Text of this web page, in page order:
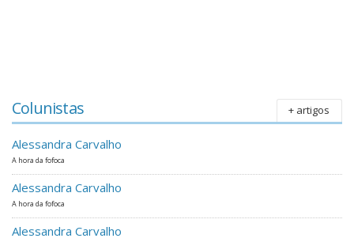
Colunistas + artigos
Alessandra Carvalho
A hora da fofoca
Alessandra Carvalho
A hora da fofoca
Alessandra Carvalho